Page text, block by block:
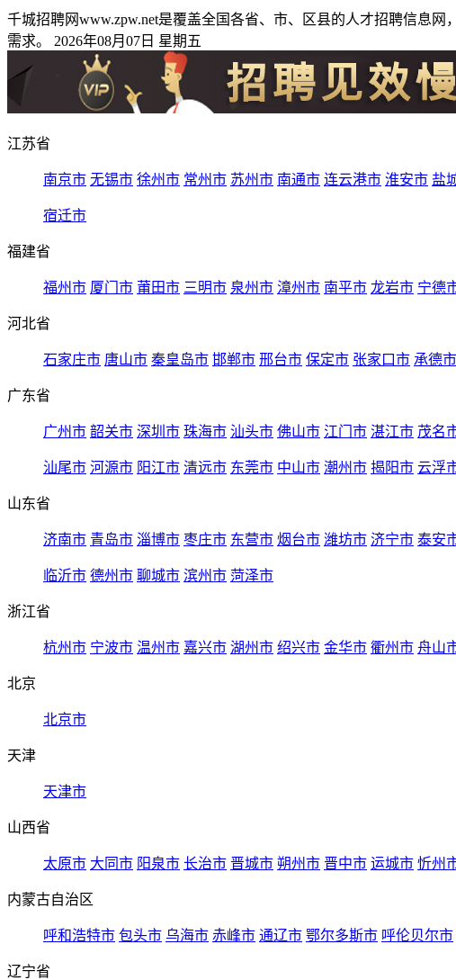
千城招聘网www.zpw.net是覆盖全国各省、市、区县的人才招聘信息
需求。 2026年08月07日 星期五
江苏省
南京市 无锡市 徐州市 常州市 苏州市 南通市 连云港市 淮安市 盐
宿迁市
福建省
福州市 厦门市 莆田市 三明市 泉州市 漳州市 南平市 龙岩市 宁德
河北省
石家庄市 唐山市 秦皇岛市 邯郸市 邢台市 保定市 张家口市 承德市
广东省
广州市 韶关市 深圳市 珠海市 汕头市 佛山市 江门市 湛江市 茂名
汕尾市 河源市 阳江市 清远市 东莞市 中山市 潮州市 揭阳市 云浮
山东省
济南市 青岛市 淄博市 枣庄市 东营市 烟台市 潍坊市 济宁市 泰安
临沂市 德州市 聊城市 滨州市 菏泽市
浙江省
杭州市 宁波市 温州市 嘉兴市 湖州市 绍兴市 金华市 衢州市 舟山
北京
北京市
天津
天津市
山西省
太原市 大同市 阳泉市 长治市 晋城市 朔州市 晋中市 运城市 忻州
内蒙古自治区
呼和浩特市 包头市 乌海市 赤峰市 通辽市 鄂尔多斯市 呼伦贝尔市
辽宁省